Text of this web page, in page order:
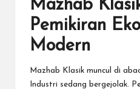
Mazhab
Pemikiran
Modern
Mazhab Klasik muncul di
Industri sedang bergejolak.